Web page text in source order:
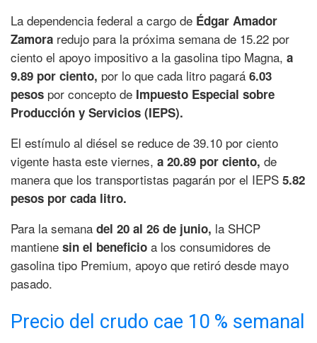
La dependencia federal a cargo de Édgar Amador
Zamora redujo para la próxima semana de 15.22 por
ciento el apoyo impositivo a la gasolina tipo Magna, a
9.89 por ciento, por lo que cada litro pagará 6.03
pesos por concepto de Impuesto Especial sobre
Producción y Servicios (IEPS).
El estímulo al diésel se reduce de 39.10 por ciento
vigente hasta este viernes, a 20.89 por ciento, de
manera que los transportistas pagarán por el IEPS 5.82
pesos por cada litro.
Para la semana del 20 al 26 de junio, la SHCP
mantiene sin el beneficio a los consumidores de
gasolina tipo Premium, apoyo que retiró desde mayo
pasado.
Precio del crudo cae 10 % semanal